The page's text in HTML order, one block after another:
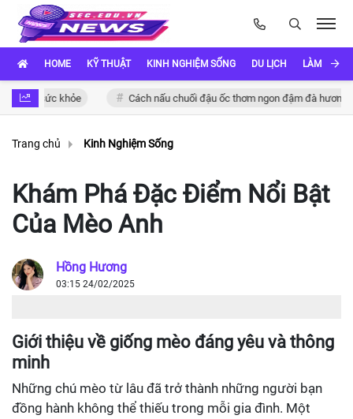
HOME KỸ THUẬT KINH NGHIỆM SỐNG DU LỊCH LÀM ĐẸP
sức khỏe Cách nấu chuối đậu ốc thơm ngon đậm đà hương vị Việt
Trang chủ Kinh Nghiệm Sống
Khám Phá Đặc Điểm Nổi Bật
Của Mèo Anh
Hồng Hương
03:15 24/02/2025
Giới thiệu về giống mèo đáng yêu và thông
minh
Những chú mèo từ lâu đã trở thành những người bạn
đồng hành không thể thiếu trong mỗi gia đình. Một